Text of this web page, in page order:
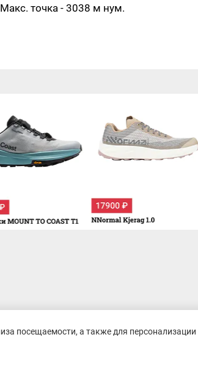
точка - 3038 м нум.
посещаемости, а также для персонализации